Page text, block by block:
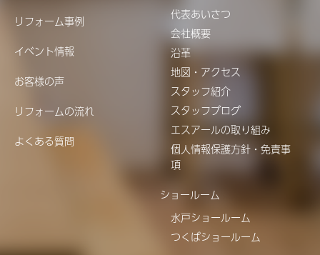
リフォーム事例
イベント情報
お客様の声
リフォームの流れ
よくある質問
代表あいさつ
会社概要
沿革
地図・アクセス
スタッフ紹介
スタッフブログ
エスアールの取り組み
個人情報保護方針・免責事
項
ショールーム
水戸ショールーム
つくばショールーム